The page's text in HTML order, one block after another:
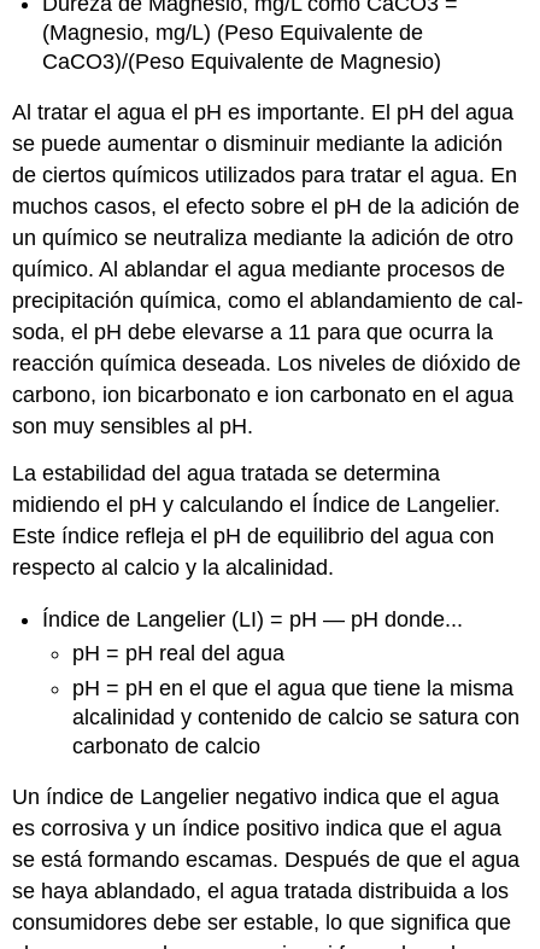
(Magnesio, mg/L) (Peso Equivalente de
CaCO3)/(Peso Equivalente de Magnesio)
Al tratar el agua el pH es importante. El pH del agua
se puede aumentar o disminuir mediante la adición
de ciertos químicos utilizados para tratar el agua. En
muchos casos, el efecto sobre el pH de la adición de
un químico se neutraliza mediante la adición de otro
químico. Al ablandar el agua mediante procesos de
precipitación química, como el ablandamiento de cal-
soda, el pH debe elevarse a 11 para que ocurra la
reacción química deseada. Los niveles de dióxido de
carbono, ion bicarbonato e ion carbonato en el agua
son muy sensibles al pH.
La estabilidad del agua tratada se determina
midiendo el pH y calculando el Índice de Langelier.
Este índice refleja el pH de equilibrio del agua con
respecto al calcio y la alcalinidad.
Índice de Langelier (LI) = pH — pH donde...
pH = pH real del agua
pH = pH en el que el agua que tiene la misma
alcalinidad y contenido de calcio se satura con
carbonato de calcio
Un índice de Langelier negativo indica que el agua
es corrosiva y un índice positivo indica que el agua
se está formando escamas. Después de que el agua
se haya ablandado, el agua tratada distribuida a los
consumidores debe ser estable, lo que significa que